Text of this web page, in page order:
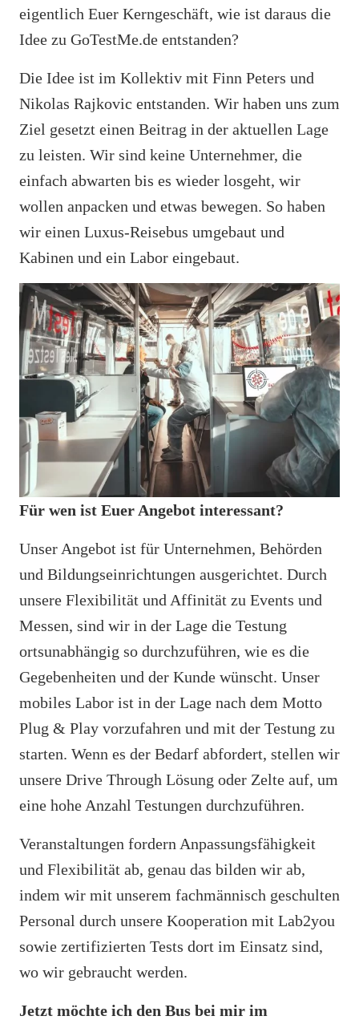
eigentlich Euer Kerngeschäft, wie ist daraus die
Idee zu GoTestMe.de entstanden?
Die Idee ist im Kollektiv mit Finn Peters und
Nikolas Rajkovic entstanden. Wir haben uns zum
Ziel gesetzt einen Beitrag in der aktuellen Lage
zu leisten. Wir sind keine Unternehmer, die
einfach abwarten bis es wieder losgeht, wir
wollen anpacken und etwas bewegen. So haben
wir einen Luxus-Reisebus umgebaut und
Kabinen und ein Labor eingebaut.
Für wen ist Euer Angebot interessant?
Unser Angebot ist für Unternehmen, Behörden
und Bildungseinrichtungen ausgerichtet. Durch
unsere Flexibilität und Affinität zu Events und
Messen, sind wir in der Lage die Testung
ortsunabhängig so durchzuführen, wie es die
Gegebenheiten und der Kunde wünscht. Unser
mobiles Labor ist in der Lage nach dem Motto
Plug & Play vorzufahren und mit der Testung zu
starten. Wenn es der Bedarf abfordert, stellen wir
unsere Drive Through Lösung oder Zelte auf, um
eine hohe Anzahl Testungen durchzuführen.
Veranstaltungen fordern Anpassungsfähigkeit
und Flexibilität ab, genau das bilden wir ab,
indem wir mit unserem fachmännisch geschulten
Personal durch unsere Kooperation mit Lab2you
sowie zertifizierten Tests dort im Einsatz sind,
wo wir gebraucht werden.
Jetzt möchte ich den Bus bei mir im